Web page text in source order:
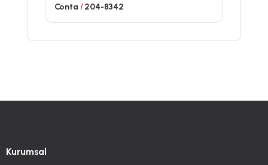
Conta /204-8342
Kurumsal